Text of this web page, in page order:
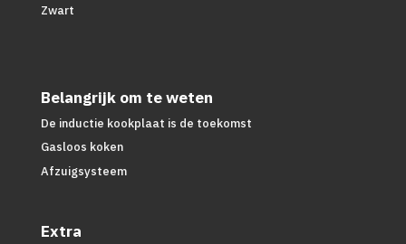
Zwart
Belangrijk om te weten
De inductie kookplaat is de toekomst
Gasloos koken
Afzuigsysteem
Extra